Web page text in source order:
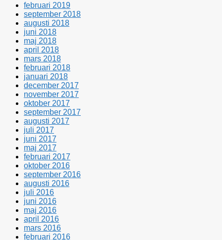
februari 2019
september 2018
augusti 2018
juni 2018
maj 2018
april 2018
mars 2018
februari 2018
januari 2018
december 2017
november 2017
oktober 2017
september 2017
augusti 2017
juli 2017
juni 2017
maj 2017
februari 2017
oktober 2016
september 2016
augusti 2016
juli 2016
juni 2016
maj 2016
april 2016
mars 2016
februari 2016